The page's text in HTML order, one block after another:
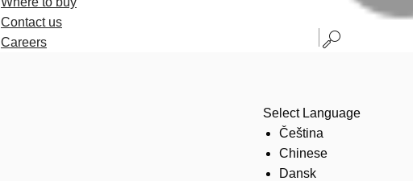
Contact us
Careers
Select Language
Čeština
Chinese
Dansk